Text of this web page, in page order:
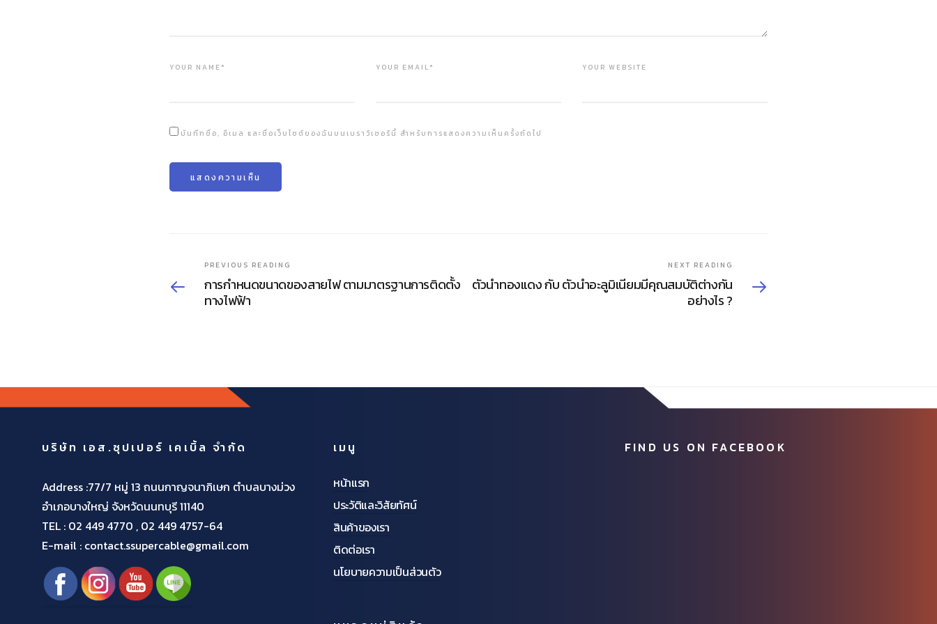
YOUR NAME* YOUR EMAIL* YOUR WEBSITE
บันทึกชื่อ, อีเมล และชื่อเว็บไซต์ของฉันบนเบราว์เซอร์นี้ สำหรับการแสดงความเห็นครั้งถัดไป
PREVIOUS READING
การกำหนดขนาดของสายไฟ ตามมาตรฐานการติดตั้ง
ทางไฟฟ้า
NEXT READING
ตัวนำทองแดง กับ ตัวนำอะลูมิเนียมมีคุณสมบัติต่างกัน
อย่างไร ?
บริษัท เอส.ซุปเปอร์ เคเบิ้ล จำกัด
Address :77/7 หมู่ 13 ถนนกาญจนาภิเษก ตำบลบางม่วง
อำเภอบางใหญ่ จังหวัดนนทบุรี 11140
TEL : 02 449 4770 , 02 449 4757-64
E-mail : contact.ssupercable@gmail.com
เมนู
หน้าแรก
ประวัติและวิสัยทัศน์
สินค้าของเรา
ติดต่อเรา
นโยบายความเป็นส่วนตัว
FIND US ON FACEBOOK